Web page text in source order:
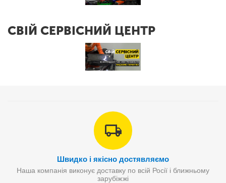
СВІЙ СЕРВІСНИЙ ЦЕНТР
Швидко і якісно достявляємо
Наша компанія виконує доставку по всій Росії і ближньому
зарубіжжі